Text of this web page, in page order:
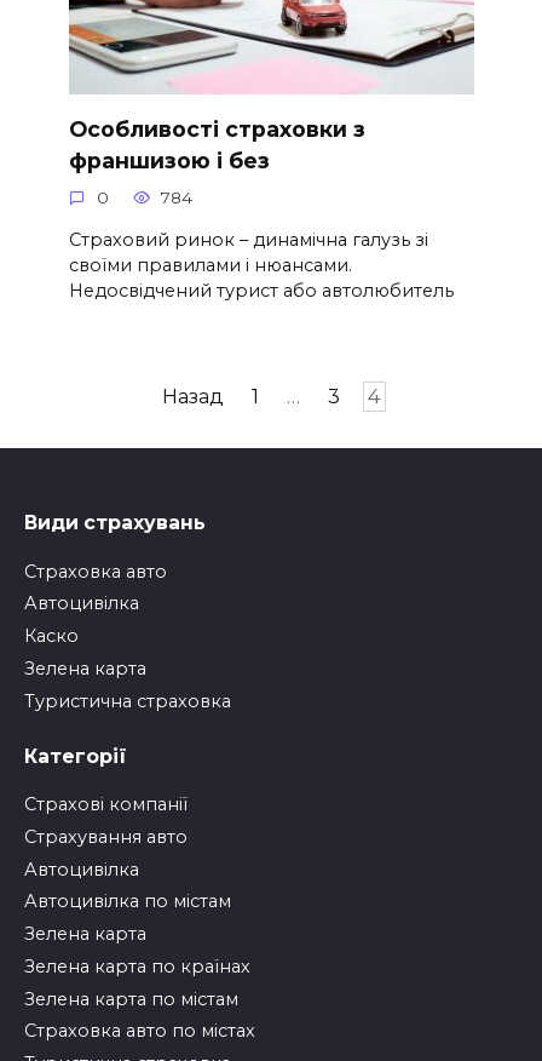
Особливості страховки з
франшизою і без
0 784
Страховий ринок – динамічна галузь зі
своїми правилами і нюансами.
Недосвідчений турист або автолюбитель
Назад 1 … 3 4
Види страхувань
Страховка авто
Автоцивілка
Каско
Зелена карта
Туристична страховка
Категорії
Страхові компанії
Страхування авто
Автоцивілка
Автоцивілка по містам
Зелена карта
Зелена карта по країнах
Зелена карта по містам
Страховка авто по містах